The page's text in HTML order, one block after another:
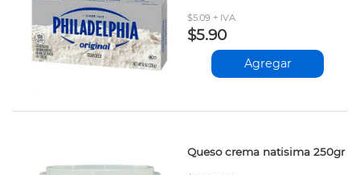
$5.09 + IVA
$5.90
Agregar
Queso crema natisima 250gr